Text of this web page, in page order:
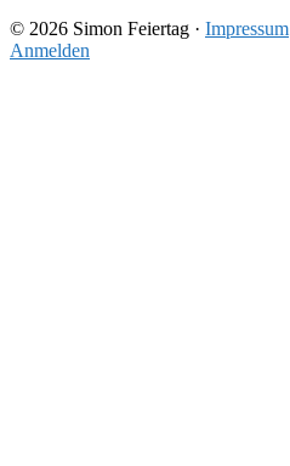
© 2026 Simon Feiertag · Impressum
Anmelden